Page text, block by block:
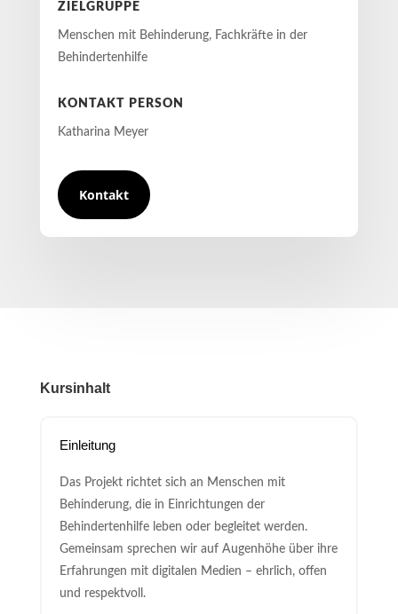
ZIELGRUPPE
Menschen mit Behinderung, Fachkräfte in der
Behindertenhilfe
KONTAKT PERSON
Katharina Meyer
Kontakt
Kursinhalt
Einleitung
Das Projekt richtet sich an Menschen mit
Behinderung, die in Einrichtungen der
Behindertenhilfe leben oder begleitet werden.
Gemeinsam sprechen wir auf Augenhöhe über ihre
Erfahrungen mit digitalen Medien – ehrlich, offen
und respektvoll.